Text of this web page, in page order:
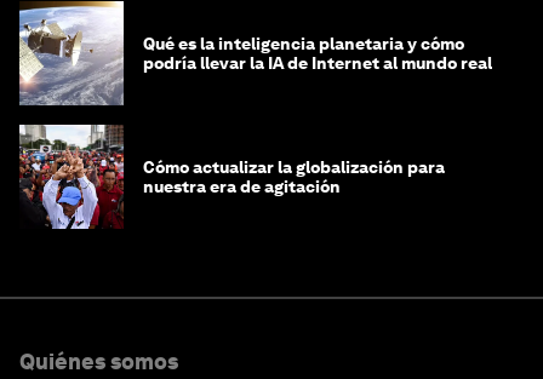
Qué es la inteligencia planetaria y cómo
podría llevar la IA de Internet al mundo real
Cómo actualizar la globalización para
nuestra era de agitación
Quiénes somos